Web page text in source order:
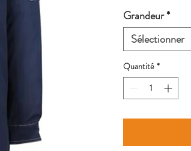
Grandeur*
Sélectionner
Quantité *